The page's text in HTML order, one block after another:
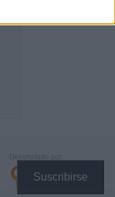
Suscribirse